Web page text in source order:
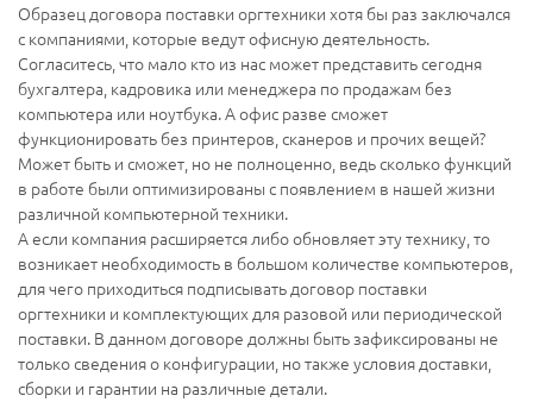
Образец договора поставки оргтехники хотя бы раз заключался
с компаниями, которые ведут офисную деятельность.
Согласитесь, что мало кто из нас может представить сегодня
бухгалтера, кадровика или менеджера по продажам без
компьютера или ноутбука. А офис разве сможет
функционировать без принтеров, сканеров и прочих вещей?
Может быть и сможет, но не полноценно, ведь сколько функций
в работе были оптимизированы с появлением в нашей жизни
различной компьютерной техники.
А если компания расширяется либо обновляет эту технику, то
возникает необходимость в большом количестве компьютеров,
для чего приходиться подписывать договор поставки
оргтехники и комплектующих для разовой или периодической
поставки. В данном договоре должны быть зафиксированы не
только сведения о конфигурации, но также условия доставки,
сборки и гарантии на различные детали.